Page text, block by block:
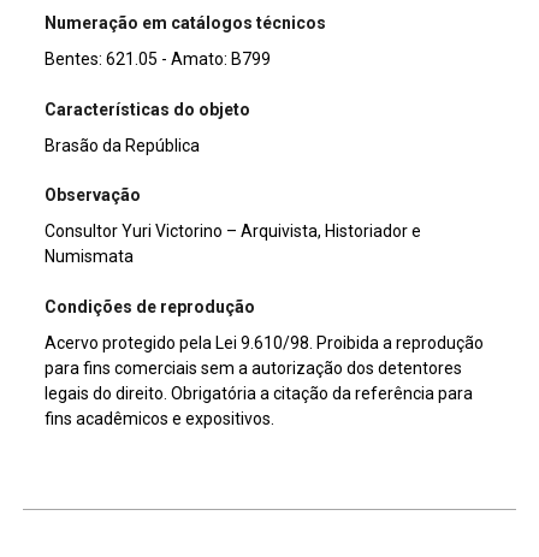
Numeração em catálogos técnicos
Bentes: 621.05 - Amato: B799
Características do objeto
Brasão da República
Observação
Consultor Yuri Victorino – Arquivista, Historiador e
Numismata
Condições de reprodução
Acervo protegido pela Lei 9.610/98. Proibida a reprodução
para fins comerciais sem a autorização dos detentores
legais do direito. Obrigatória a citação da referência para
fins acadêmicos e expositivos.